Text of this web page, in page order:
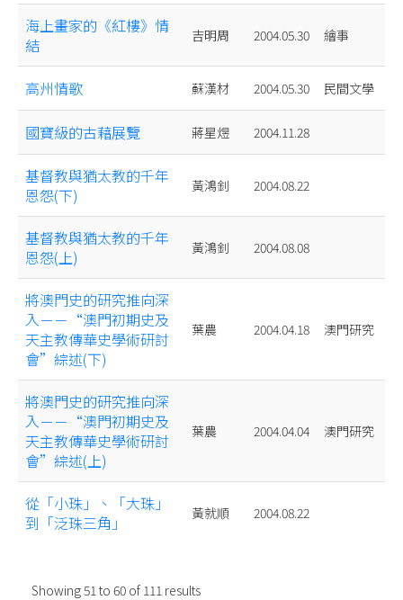
海上畫家的《紅樓》情
結
吉明周 2004.05.30 繪事
高州情歌 蘇漢材 2004.05.30 民間文學
國寶級的古藉展覽 蔣星煜 2004.11.28
基督教與猶太教的千年
恩怨(下)
黃鴻釗 2004.08.22
基督教與猶太教的千年
恩怨(上)
黃鴻釗 2004.08.08
將澳門史的研究推向深
入－－“澳門初期史及
天主教傳華史學術研討
會”綜述(下)
葉農 2004.04.18 澳門研究
將澳門史的研究推向深
入－－“澳門初期史及
天主教傳華史學術研討
會”綜述(上)
葉農 2004.04.04 澳門研究
從「小珠」、「大珠」
到「泛珠三角」
黃就順 2004.08.22
Showing51 to 60 of 111 results